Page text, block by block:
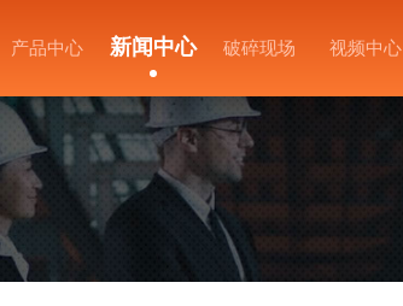
产品中心 新闻中心 破碎现场 视频中心